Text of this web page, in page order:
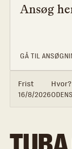
GÅ TIL
Ansøg
Frist
16/8/2026
Hvor?